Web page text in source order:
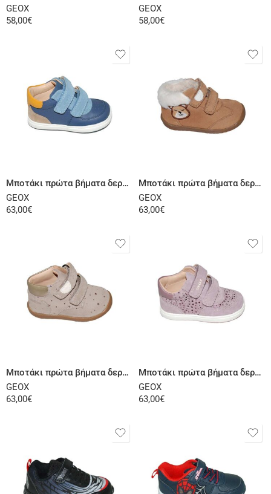
GEOX
58,00€
GEOX
58,00€
Μποτάκι πρώτα βήματα δερμάτινο μπλε σιέλ
GEOX
63,00€
Μποτάκι πρώτα βήματα δερμάτινο σαμουά βακετί
GEOX
63,00€
Μποτάκι πρώτα βήματα δερμάτινο σαμουά μπεζ
GEOX
63,00€
Μποτάκι πρώτα βήματα δερμάτινο σαμουά ροζ
GEOX
63,00€